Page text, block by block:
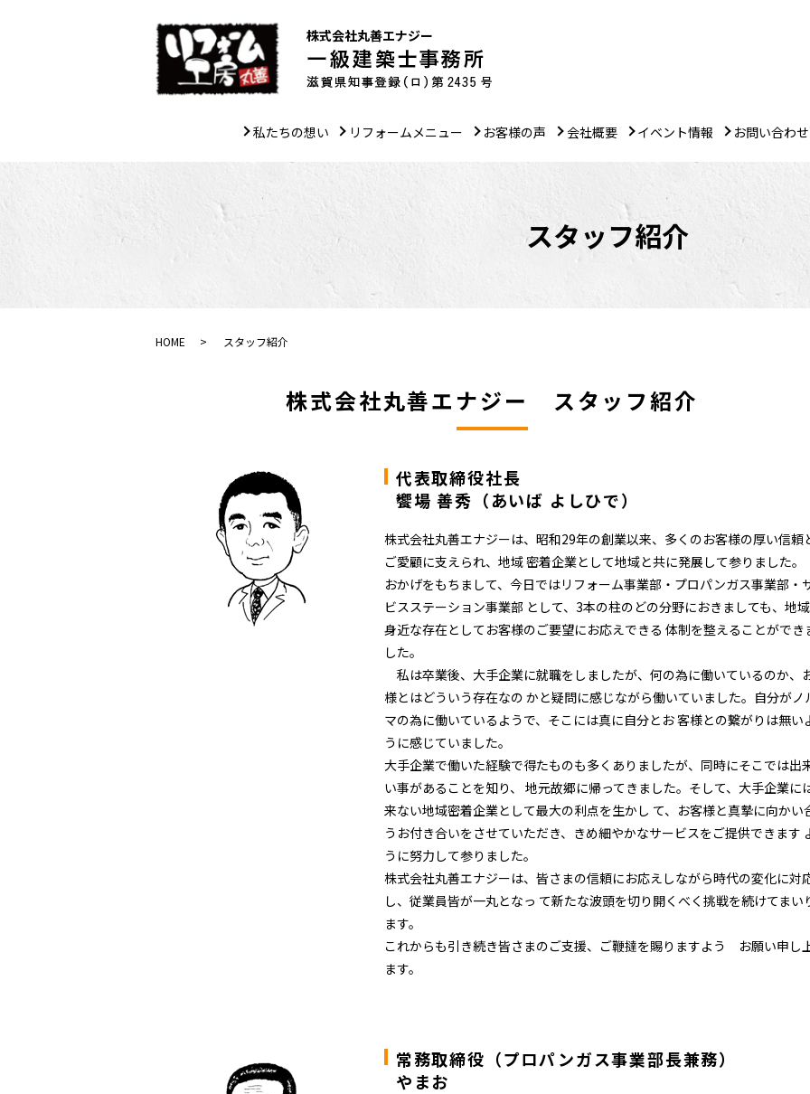
私たちの想い リフォームメニュー お客様の声 会社概要 イベント情報 お問い合わせ
株式会社丸善エナジー
スタッフ紹介
HOME スタッフ紹介
株式会社丸善エナジー スタッフ紹介
代表取締役社長
饗場 善秀（あいば よしひで）
株式会社丸善エナジーは、昭和29年の創業以来、多くのお客様の厚い信頼
ご愛顧に支えられ、地域 密着企業として地域と共に発展して参りました。
おかげをもちまして、今日ではリフォーム事業部・プロパンガス事業部・
ビスステーション事業部 として、3本の柱のどの分野におきましても、地
身近な存在としてお客様のご要望にお応えできる 体制を整えることができ
した。
私は卒業後、大手企業に就職をしましたが、何の為に働いているのか、
様とはどういう存在なの かと疑問に感じながら働いていました。自分がノ
マの為に働いているようで、そこには真に自分とお 客様との繋がりは無い
うに感じていました。
大手企業で働いた経験で得たものも多くありましたが、同時にそこでは出
い事があることを知り、 地元故郷に帰ってきました。そして、大手企業に
来ない地域密着企業として最大の利点を生かし て、お客様と真摯に向かい
うお付き合いをさせていただき、きめ細やかなサービスをご提供できます
うに努力して参りました。
株式会社丸善エナジーは、皆さまの信頼にお応えしながら時代の変化に対
し、従業員皆が一丸となっ て新たな波頭を切り開くべく挑戦を続けてまい
ます。
これからも引き続き皆さまのご支援、ご鞭撻を賜りますよう お願い申し
ます。
常務取締役（プロパンガス事業部長兼務）
やまお